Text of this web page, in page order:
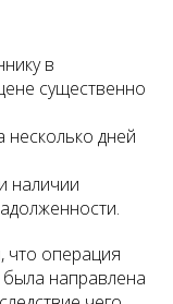
в
существенно
несколько дней
наличии
что операция
направлена